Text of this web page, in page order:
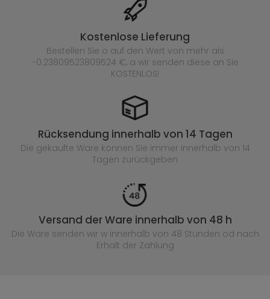
Kostenlose Lieferung
Bestellen Sie o auf den Wert von mehr als
-0.23809523809524 €, a wir senden diese an Sie
KOSTENLOS!
Rücksendung innerhalb von 14 Tagen
Die gekaufte Ware können Sie immer innerhalb von 14
Tagen zurückgeben
Versand der Ware innerhalb von 48 h
Die Ware senden wir w innerhalb von 48 Stunden od nach
Erhalt der Zahlung